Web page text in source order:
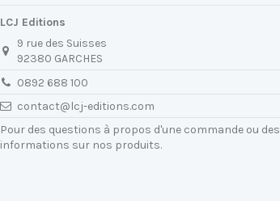
LCJ Editions
9 rue des Suisses
92380 GARCHES
0892 688 100
contact@lcj-editions.com
Pour des questions à propos d'une commande ou des
informations sur nos produits.